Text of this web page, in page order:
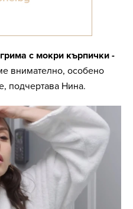
с мокри кърпички -
внимателно, особено
подчертава Нина.